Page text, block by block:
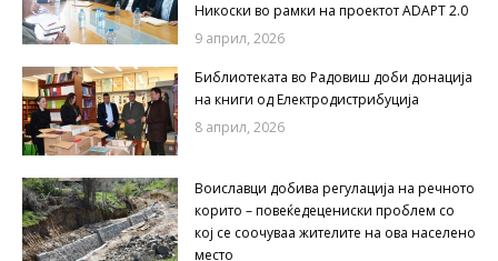
Никоски во рамки на проектот ADAPT 2.0
9 април, 2026
Библиотеката во Радовиш доби донација
на книги од Електродистрибуција
8 април, 2026
Воиславци добива регулација на речното
корито – повеќедецениски проблем со
кој се соочуваа жителите на ова населено
место